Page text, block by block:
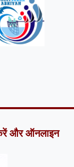
और ऑनलाइन